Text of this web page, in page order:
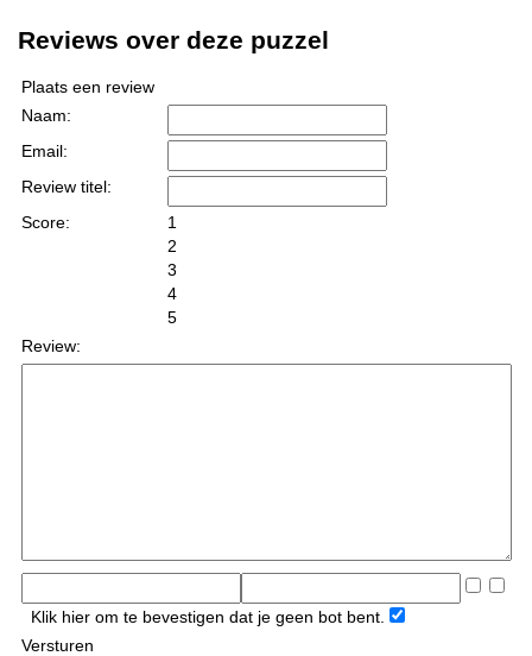
Reviews over deze puzzel
Plaats een review
Naam:
Email:
Review titel:
Score:
1
2
3
4
5
Review:
Klik hier om te bevestigen dat je geen bot bent.
Versturen